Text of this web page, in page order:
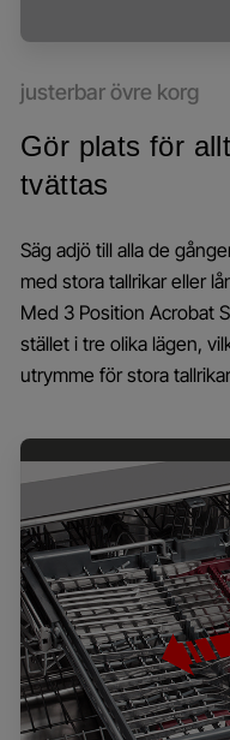
justerbar övre korg
Gör plats för
tvättas
Säg adjö till alla de
med stora tallrikar eller
Med 3 Position Acrobat
stället i tre olika lägen,
utrymme för stora